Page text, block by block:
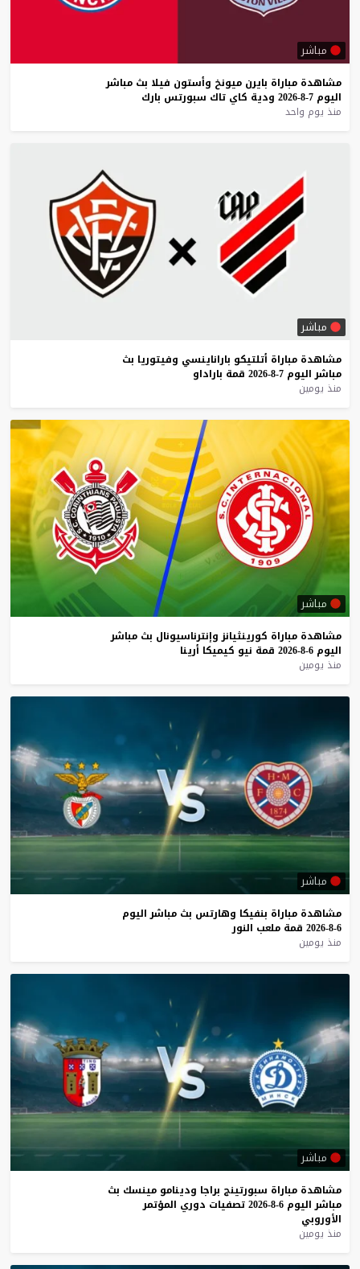
مباشر
مشاهدة مباراة بايرن ميونخ وأستون فيلا بث مباشر
اليوم 7-8-2026 ودية كاي تاك سبورتس بارك
منذ يوم واحد
مباشر
مشاهدة مباراة أتلتيكو باراناينسي وفيتوريا بث
مباشر اليوم 7-8-2026 قمة باراداو
منذ يومين
مباشر
مشاهدة مباراة كورينثيانز وإنترناسيونال بث مباشر
اليوم 6-8-2026 قمة نيو كيميكا أرينا
منذ يومين
مباشر
مشاهدة مباراة بنفيكا وهارتس بث مباشر اليوم
6-8-2026
قمة ملعب النور
منذ يومين
مباشر
مشاهدة مباراة سبورتينج براجا ودينامو مينسك بث
مباشر اليوم 6-8-2026 تصفيات دوري المؤتمر
الأوروبي
منذ يومين